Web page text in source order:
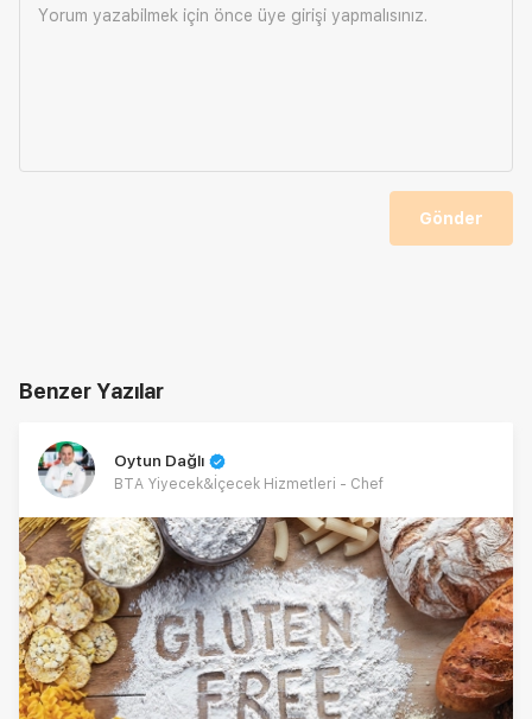
Yorum yazabilmek için önce üye girişi yapmalısınız.
Gönder
Benzer Yazılar
Oytun Dağlı
BTA Yiyecek&İçecek Hizmetleri - Chef